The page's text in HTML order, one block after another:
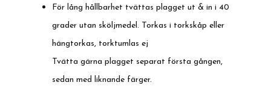
För lång hållbarhet tvättas plagget ut & in i 40
grader utan sköljmedel. Torkas i torkskåp eller
hängtorkas, torktumlas ej
Tvätta gärna plagget separat första gången,
sedan med liknande färger.